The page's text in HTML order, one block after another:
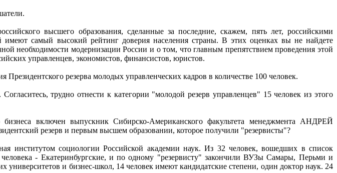
высшего образования, сделанные за последние, скажем, пять лет, российскими
самый высокий рейтинг доверия населения страны. В этих оценках вы не найдете
необходимости модернизации России и о том, что главным препятствием проведения этой
управленцев, экономистов, финансистов, юристов.
резерва молодых управленческих кадров в количестве 100 человек.
трудно отнести к категории "молодой резерв управленцев" 15 человек из этого
включен выпускник Сибирско-Американского факультета менеджмента АНДРЕЙ
резерв и первым высшем образовании, которое получили "резервисты"?
институтом социологии Российской академии наук. Из 32 человек, вошедших в список
- Екатеринбургские, и по одному "резервисту" закончили ВУЗы Самары, Перьми и
и бизнес-школ, 14 человек имеют кандидатские степени, один доктор наук. 24